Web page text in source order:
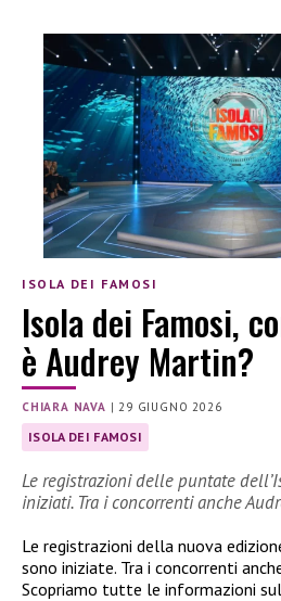
ISOLA DEI FAMOSI
Isola dei Famosi,
è Audrey Martin?
CHIARA NAVA |29 GIUGNO 2026
ISOLA DEI FAMOSI
Le registrazioni delle puntate
iniziati. Tra i concorrenti anche
Le registrazioni della nuova
sono iniziate. Tra i concorrenti
Scopriamo tutte le informazioni